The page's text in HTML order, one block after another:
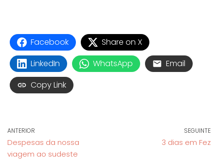
Facebook
Share on X
LinkedIn
WhatsApp
Email
Copy Link
ANTERIOR
Despesas da nossa
viagem ao sudeste
SEGUINTE
3 dias em Fez